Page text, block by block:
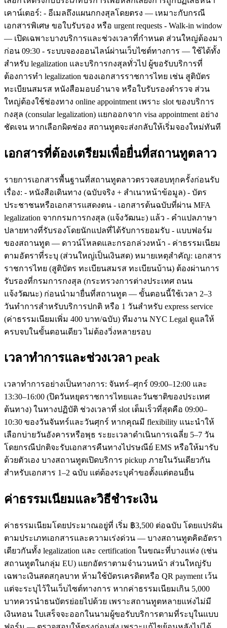
เคาน์เตอร์: - อีเมลถึงแผนกกงสุลโดยตรง — เหมาะกับกรณี
เอกสารพิเศษ ขอใบรับรอง หรือ urgent requests - Walk-in window
— เปิดเฉพาะบางบริการและช่วงเวลาที่กำหนด ส่วนใหญ่ต้องมา
ก่อน 09:30 - ระบบจองออนไลน์ผ่านเว็บไซต์ทางการ — ใช้ได้ทั้ง
สำหรับ legalization และบริการกงสุลทั่วไป ผู้ขอรับบริการที่
ต้องการทำ legalization ของเอกสารราชการไทย เช่น สูติบัตร
ทะเบียนสมรส หนังสือมอบอำนาจ หรือใบรับรองตำรวจ ส่วน
ใหญ่ต้องใช้ช่องทาง online appointment เพราะ slot ของบริการ
กงสุล (consular legalization) แยกออกจาก visa appointment อย่าง
ชัดเจน หากเลือกผิดช่อง สถานทูตจะส่งกลับให้เริ่มจองใหม่ทันที
เอกสารที่ต้องเตรียมเพื่อยื่นที่สถานทูตลาว
รายการเอกสารพื้นฐานที่สถานทูตลาวตรวจสอบทุกครั้งก่อนรับ
เรื่อง: - หนังสือเดินทาง (ฉบับจริง + สำเนาหน้าข้อมูล) - บัตร
ประชาชนหรือเอกสารแสดงตน - เอกสารต้นฉบับที่ผ่าน MFA
legalization จากกรมการกงสุล (แจ้งวัฒนะ) แล้ว - คำแปลภาษา
ปลายทางที่รับรองโดยนักแปลที่ได้รับการยอมรับ - แบบฟอร์ม
ของสถานทูต — ดาวน์โหลดและกรอกล่วงหน้า - ค่าธรรมเนียม
ตามอัตราที่ระบุ (ส่วนใหญ่เป็นเงินสด) หมายเหตุสำคัญ: เอกสาร
ราชการไทย (สูติบัตร ทะเบียนสมรส ทะเบียนบ้าน) ต้องผ่านการ
รับรองที่กรมการกงสุล (กระทรวงการต่างประเทศ ถนน
แจ้งวัฒนะ) ก่อนนำมายื่นที่สถานทูต — ขั้นตอนนี้ใช้เวลา 2–3
วันทำการสำหรับบริการปกติ หรือ 1 วันสำหรับ express service
(ค่าธรรมเนียมเพิ่ม 400 บาท/ฉบับ) ทีมงาน NYC Legal ดูแลให้
ครบจบในขั้นตอนเดียว ไม่ต้องวิ่งหลายรอบ
เวลาทำการและช่วงเวลา peak
เวลาทำการอย่างเป็นทางการ: จันทร์–ศุกร์ 09:00–12:00 และ
13:30–16:00 (ปิดวันหยุดราชการไทยและวันชาติของประเทศ
ต้นทาง) ในทางปฏิบัติ ช่วงเวลาที่ slot เต็มเร็วที่สุดคือ 09:00–
10:30 ของวันจันทร์และวันศุกร์ หากคุณมี flexibility แนะนำให้
เลือกบ่ายวันอังคารหรือพุธ ระยะเวลาดำเนินการเฉลี่ย 5–7 วัน
โดยกรณีปกติจะรับเอกสารคืนทางไปรษณีย์ EMS หรือให้มารับ
ด้วยตัวเอง บางสถานทูตเปิดบริการ pickup ภายในวันเดียวกัน
สำหรับเอกสาร 1–2 ฉบับ แต่ต้องระบุคำขอตั้งแต่ตอนยื่น
ค่าธรรมเนียมและวิธีชำระเงิน
ค่าธรรมเนียมโดยประมาณอยู่ที่ เริ่ม ฿3,500 ต่อฉบับ โดยแปรผัน
ตามประเภทเอกสารและความเร่งด่วน — บางสถานทูตคิดอัตรา
เดียวกันทั้ง legalization และ certification ในขณะที่บางแห่ง (เช่น
สถานทูตในกลุ่ม EU) แยกอัตราตามจำนวนหน้า ส่วนใหญ่รับ
เฉพาะเงินสดสกุลบาท ห้ามใช้บัตรเครดิตหรือ QR payment เว้น
แต่จะระบุไว้ในเว็บไซต์ทางการ หากค่าธรรมเนียมเกิน 5,000
บาทควรนำธนบัตรย่อยไปด้วย เพราะสถานทูตหลายแห่งไม่มี
เงินทอน ใบเสร็จจะออกในนามผู้ขอรับบริการตามที่ระบุในแบบ